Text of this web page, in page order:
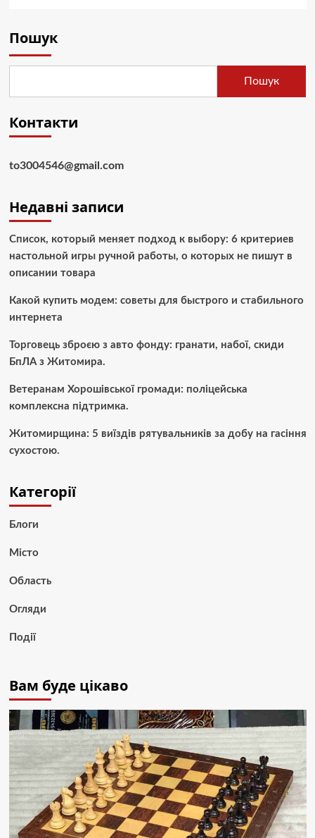
Пошук
Пошук
Контакти
to3004546@gmail.com
Недавні записи
Список, который меняет подход к выбору: 6 критериев
настольной игры ручной работы, о которых не пишут в
описании товара
Какой купить модем: советы для быстрого и стабильного
интернета
Торговець зброєю з авто фонду: гранати, набої, скиди
БпЛА з Житомира.
Ветеранам Хорошівської громади: поліцейська
комплексна підтримка.
Житомирщина: 5 виїздів рятувальників за добу на гасіння
сухостою.
Категорії
Блоги
Місто
Область
Огляди
Події
Вам буде цікаво